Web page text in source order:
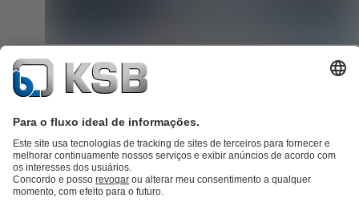
Serviço de monitorização
SupremeServ, reduz as paragens não planeadas da sua instalação
70%. Os nossos experientes especialistas em diagnóstico
sua instalação 24 horas por dia, analisam anomalias e prestam-lhe
aconselhamento e assistência.
Aceder ao serviço